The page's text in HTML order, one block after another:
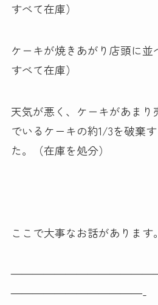
すべて在庫）
ケーキが焼きあがり店頭に並
すべて在庫）
天気が悪く、ケーキがあまり
でいるケーキの約1/3を破棄
た。（在庫を処分）
ここで大事なお話があります。
————————————-